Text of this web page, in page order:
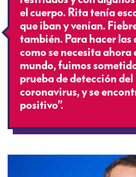
el cuerpo. Rita tenía
que iban y venían.
también. Para hacer las
como se necesita ahora
mundo, fuimos
prueba de detección del
coronavirus, y se
positivo”.